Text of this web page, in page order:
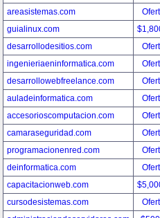
areasistemas.com
guialinux.com
desarrollodesitios.com
ingenieriaeninformatica.com
desarrollowebfreelance.com
auladeinformatica.com
accesorioscomputacion.com
camaraseguridad.com
programacionenred.com
deinformatica.com
capacitacionweb.com
cursodesistemas.com